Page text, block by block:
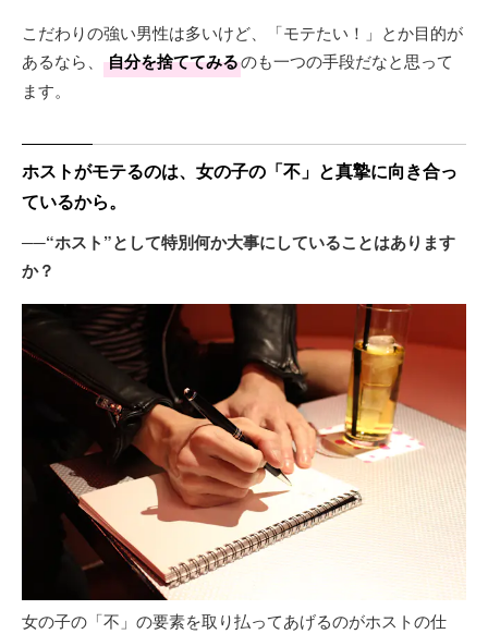
こだわりの強い男性は多いけど、「モテたい！」とか目的が
あるなら、
自分を捨ててみるのも一つの手段だなと思って
ます。
ホストがモテるのは、女の子の「不」と真摯に向き合っ
ているから。
──“ホスト”として特別何か大事にしていることはあります
か？
女の子の「不」の要素を取り払ってあげるのがホストの仕